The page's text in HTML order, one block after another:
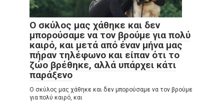
Ο σκύλος μας χάθηκε και δεν
μπορούσαμε να τον βρούμε για πολύ
καιρό, και μετά από έναν μήνα μας
πήραν τηλέφωνο και είπαν ότι το
ζώο βρέθηκε, αλλά υπάρχει κάτι
παράξενο
Ο σκύλος μας χάθηκε και δεν μπορούσαμε να τον βρούμε
για πολύ καιρό, και